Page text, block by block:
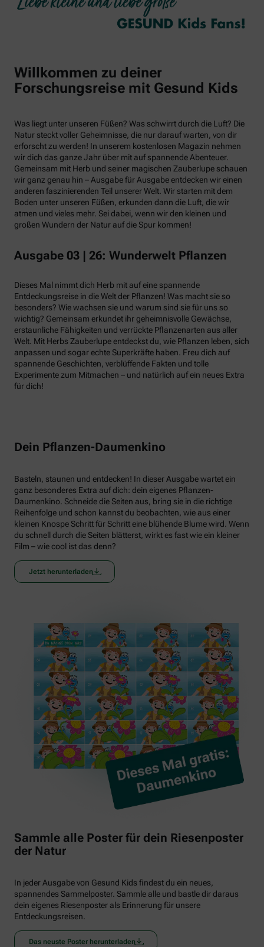
Willkommen zu deiner
Forschungsreise mit Gesund Kids
Was liegt unter unseren Füßen? Was schwirrt durch die Luft? Die
Natur steckt voller Geheimnisse, die nur darauf warten, von dir
erforscht zu werden! In unserem kostenlosen Magazin nehmen
wir dich das ganze Jahr über mit auf spannende Abenteuer.
Gemeinsam mit Herb und seiner magischen Zauberlupe schauen
wir ganz genau hin – Ausgabe für Ausgabe entdecken wir einen
anderen faszinierenden Teil unserer Welt. Wir starten mit dem
Boden unter unseren Füßen, erkunden dann die Luft, die wir
atmen und vieles mehr. Sei dabei, wenn wir den kleinen und
großen Wundern der Natur auf die Spur kommen!
Ausgabe 03 | 26: Wunderwelt Pflanzen
Dieses Mal nimmt dich Herb mit auf eine spannende
Entdeckungsreise in die Welt der Pflanzen! Was macht sie so
besonders? Wie wachsen sie und warum sind sie für uns so
wichtig? Gemeinsam erkundet ihr geheimnisvolle Gewächse,
erstaunliche Fähigkeiten und verrückte Pflanzenarten aus aller
Welt. Mit Herbs Zauberlupe entdeckst du, wie Pflanzen leben, sich
anpassen und sogar echte Superkräfte haben. Freu dich auf
spannende Geschichten, verblüffende Fakten und tolle
Experimente zum Mitmachen – und natürlich auf ein neues Extra
für dich!
Dein Pflanzen-Daumenkino
Basteln, staunen und entdecken! In dieser Ausgabe wartet ein
ganz besonderes Extra auf dich: dein eigenes Pflanzen-
Daumenkino. Schneide die Seiten aus, bring sie in die richtige
Reihenfolge und schon kannst du beobachten, wie aus einer
kleinen Knospe Schritt für Schritt eine blühende Blume wird. Wenn
du schnell durch die Seiten blätterst, wirkt es fast wie ein kleiner
Film – wie cool ist das denn?
Jetzt herunterladen
Sammle alle Poster für dein Riesenposter
der Natur
In jeder Ausgabe von Gesund Kids findest du ein neues,
spannendes Sammelposter. Sammle alle und bastle dir daraus
dein eigenes Riesenposter als Erinnerung für unsere
Entdeckungsreisen.
Das neuste Poster herunterladen